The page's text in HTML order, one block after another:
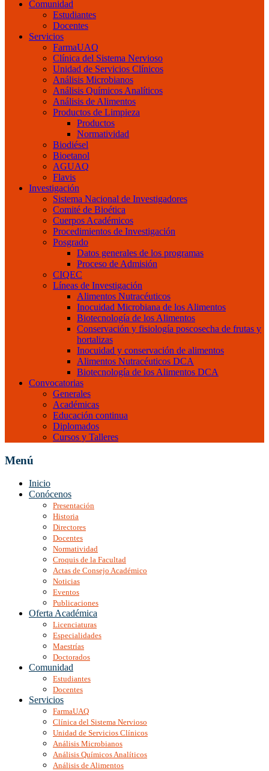
Comunidad
Estudiantes
Docentes
Servicios
FarmaUAQ
Clínica del Sistema Nervioso
Unidad de Servicios Clínicos
Análisis Microbianos
Análisis Químicos Analíticos
Análisis de Alimentos
Productos de Limpieza
Productos
Normatividad
Biodiésel
Bioetanol
AGUAQ
Flavis
Investigación
Sistema Nacional de Investigadores
Comité de Bioética
Cuerpos Académicos
Procedimientos de Investigación
Posgrado
Datos generales de los programas
Proceso de Admisión
CIQEC
Líneas de Investigación
Alimentos Nutracéuticos
Inocuidad Microbiana de los Alimentos
Biotecnología de los Alimentos
Conservación y fisiología poscosecha de frutas y
hortalizas
Inocuidad y conservación de alimentos
Alimentos Nutracéuticos DCA
Biotecnología de los Alimentos DCA
Convocatorias
Generales
Académicas
Educación continua
Diplomados
Cursos y Talleres
Menú
Inicio
Conócenos
Presentación
Historia
Directores
Docentes
Normatividad
Croquis de la Facultad
Actas de Consejo Académico
Noticias
Eventos
Publicaciones
Oferta Académica
Licenciaturas
Especialidades
Maestrías
Doctorados
Comunidad
Estudiantes
Docentes
Servicios
FarmaUAQ
Clínica del Sistema Nervioso
Unidad de Servicios Clínicos
Análisis Microbianos
Análisis Químicos Analíticos
Análisis de Alimentos